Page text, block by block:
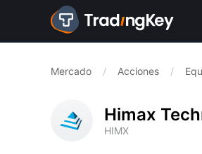
Mercado / Acciones /
Himax
HIMX